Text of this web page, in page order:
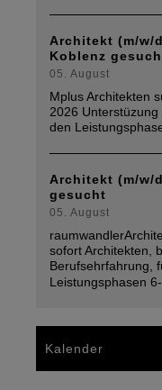
Architekt (m/w/
Koblenz
05. August
Mplus Architekten
2026
den
Architekt (m/w/
gesucht
05. August
sofort Architekten,
Berufsehrfahrung,
Leistungsphasen
Kalender